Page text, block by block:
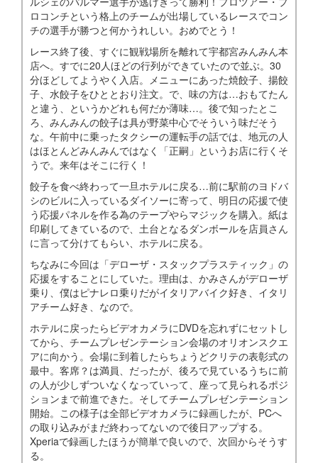
ロコンチという格上のチームが出場しているレースでコン
チの選手が勝つと何かうれしい。おめでとう！
レース終了後、すぐに観戦場所を離れて宇都宮みんみん本
店へ。すでに20人ほどの行列ができていたので並ぶ。30
分ほどしてようやく入店。メニューにあった焼餃子、揚餃
子、水餃子をひととおり注文。で、味の方は…おもてたん
と違う、というかどれも何だか薄味…。後で知ったとこ
ろ、みんみんの餃子は具が野菜中心でそういう味だそう
な。午前中に乗ったタクシーの運転手の話では、地元の人
はほとんどみんみんではなく「正嗣」というお店に行くそ
うで。来年はそこに行く！
餃子を食べ終わって一旦ホテルに戻る…前に駅前のヨドバ
シのビルに入っているダイソーに寄って、明日の応援で使
う応援パネルを作る為のテープやらマジックを購入。紙は
印刷してきているので、土台となるダンボールを店員さん
に言って分けてもらい、ホテルに戻る。
ちなみに今回は「デローザ・スタックプラスティック」の
応援をすることにしていた。理由は、かみさんがデローザ
乗り、僕はピナレロ乗りだがイタリアバイク好き、イタリ
アチーム好き、なので。
ホテルに戻ったらビデオカメラにDVDを忘れずにセットし
てから、チームプレゼンテーション会場のオリオンスクエ
アに向かう。会場に到着したらちょうどクリテの表彰式の
最中。客席？は満員、だったが、後ろで見ているうちに前
の人が少しずついなくなっていって、座って見られるポジ
ションまで前進できた。そしてチームプレゼンテーション
開始。この様子は全部ビデオカメラに録画したが、PCへ
の取り込みがまだ終わってないので後日アップする。
Xperiaで録画したほうが簡単で良いので、次回からそうす
る。